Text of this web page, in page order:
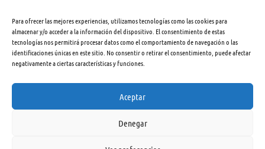
Para ofrecer las mejores experiencias, utilizamos tecnologías como las cookies para
almacenar y/o acceder a la información del dispositivo. El consentimiento de estas
tecnologías nos permitirá procesar datos como el comportamiento de navegación o las
identificaciones únicas en este sitio. No consentir o retirar el consentimiento, puede afectar
negativamente a ciertas características y funciones.
Aceptar
Denegar
462
415
info@libreriapraga.com
Gracia,